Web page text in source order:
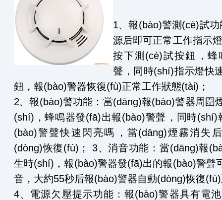
1、報(bào)警測(cè)
源后即可正常工作指示燈
按下測(cè)試按鈕，
聲，同時(shí)指示燈快
鈕，報(bào)警器恢復(fù)正常工作狀態(tài)；
2、報(bào)警功能：當(dāng)報(bào)警器周圍
(shí)，蜂鳴器發(fā)出報(bào)警聲，同時
(bào)警聲快速閃亮嗎，當(dāng)煙霧消失
(dòng)恢復(fù)； 3、消音功能：當(dāng)
生時(shí)，報(bào)警器發(fā)出的報(bào)警
音，大約55秒后報(bào)警器自動(dòng)恢復(fù)正
4、電源欠壓提示功能：報(bào)警器具有電池